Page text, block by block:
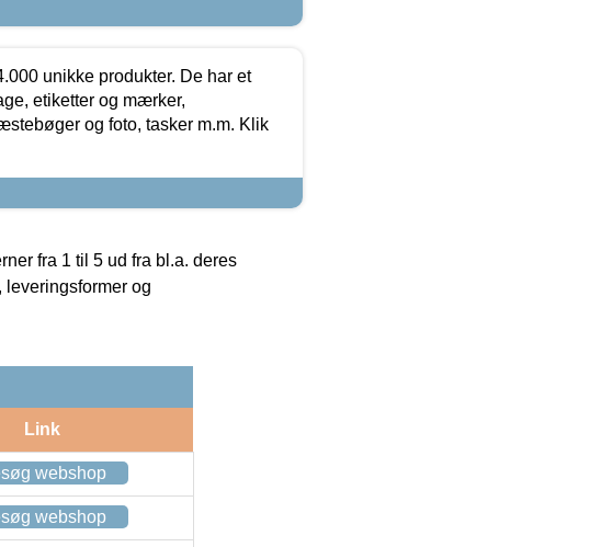
unikke produkter. De har et
etiketter og mærker,
og foto, tasker m.m. Klik
fra 1 til 5 ud fra bl.a. deres
og
Link
webshop
webshop